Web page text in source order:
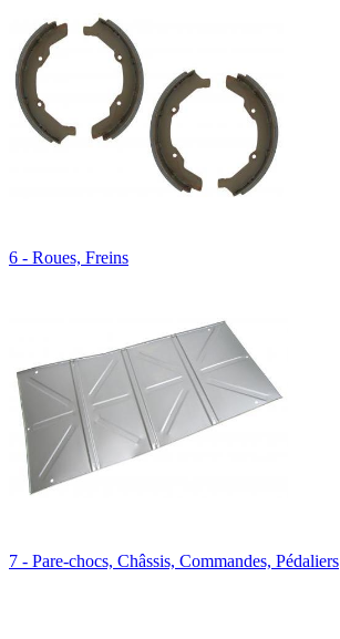
6 - Roues, Freins
7 - Pare-chocs, Châssis, Commandes, Pédaliers